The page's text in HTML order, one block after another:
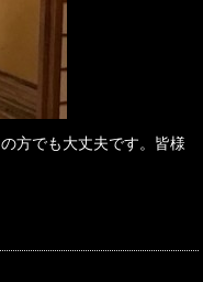
方でも大丈夫です。皆様